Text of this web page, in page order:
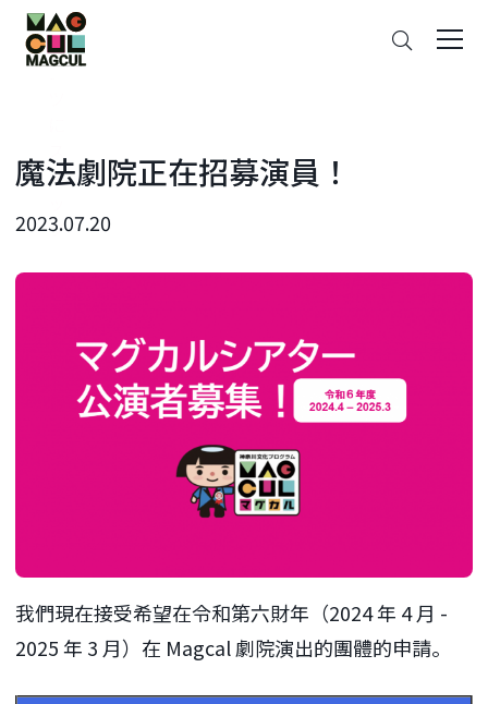
ン
テ
ン
キ
プ
魔法劇院正在招募演員！
2023.07.20
我們現在接受希望在令和第六財年（2024 年 4 月 -
2025 年 3 月）在 Magcal 劇院演出的團體的申請。